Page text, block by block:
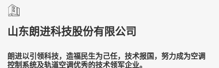
山东朗进科技股份有限公司
朗进以引领科技，造福民生为己任，技术报国，努力成为空调
控制系统及轨道空调优秀的技术领军企业。